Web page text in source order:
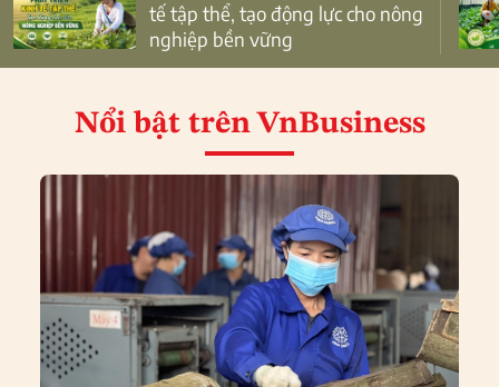
tế tập thể, tạo động lực cho nông
nghiệp bền vững
Nổi bật trên VnBusiness